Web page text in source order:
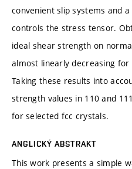
convenient slip systems and
controls the stress tensor.
ideal shear strength on
almost linearly decreasing
Taking these results into
strength values in 110 and
for selected fcc crystals.
ANGLICKÝ ABSTRAKT
This work presents a simple